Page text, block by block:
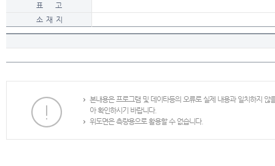
표 고
소 재 지
본내용은 프로그램 및 데이타등의 오류로 실제 내용과 일치하지
아 확인하시기 바랍니다.
위도면은 측량용으로 활용할 수 없습니다.